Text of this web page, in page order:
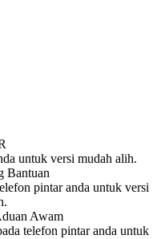
untuk versi mudah alih.
pintar anda untuk versi
telefon pintar anda untuk